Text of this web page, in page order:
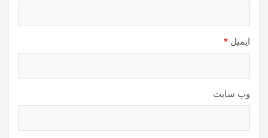
ایمیل *
وب‌ سایت